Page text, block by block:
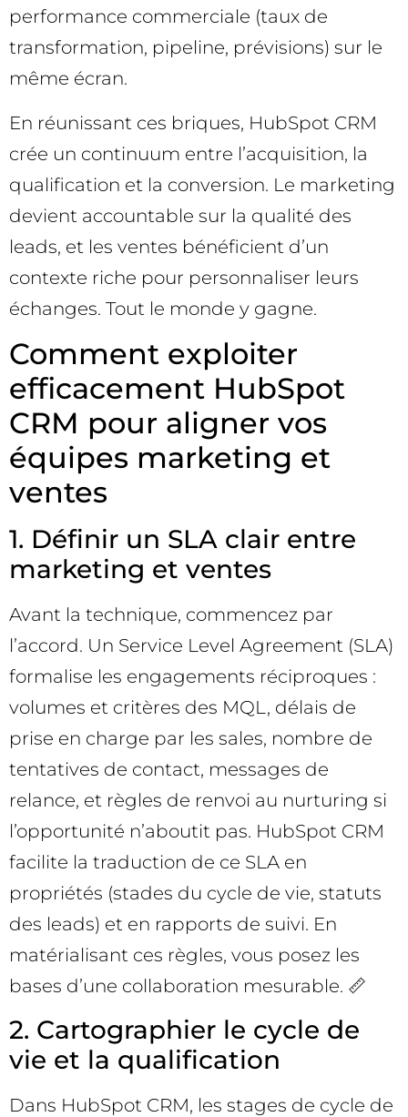
performance commerciale (taux de
transformation, pipeline, prévisions) sur le
même écran.
En réunissant ces briques, HubSpot CRM
crée un continuum entre l’acquisition, la
qualification et la conversion. Le marketing
devient accountable sur la qualité des
leads, et les ventes bénéficient d’un
contexte riche pour personnaliser leurs
échanges. Tout le monde y gagne.
Comment exploiter
efficacement HubSpot
CRM pour aligner vos
équipes marketing et
ventes
1. Définir un SLA clair entre
marketing et ventes
Avant la technique, commencez par
l’accord. Un Service Level Agreement (SLA)
formalise les engagements réciproques :
volumes et critères des MQL, délais de
prise en charge par les sales, nombre de
tentatives de contact, messages de
relance, et règles de renvoi au nurturing si
l’opportunité n’aboutit pas. HubSpot CRM
facilite la traduction de ce SLA en
propriétés (stades du cycle de vie, statuts
des leads) et en rapports de suivi. En
matérialisant ces règles, vous posez les
bases d’une collaboration mesurable. 📏
2. Cartographier le cycle de
vie et la qualification
Dans HubSpot CRM, les stages de cycle de